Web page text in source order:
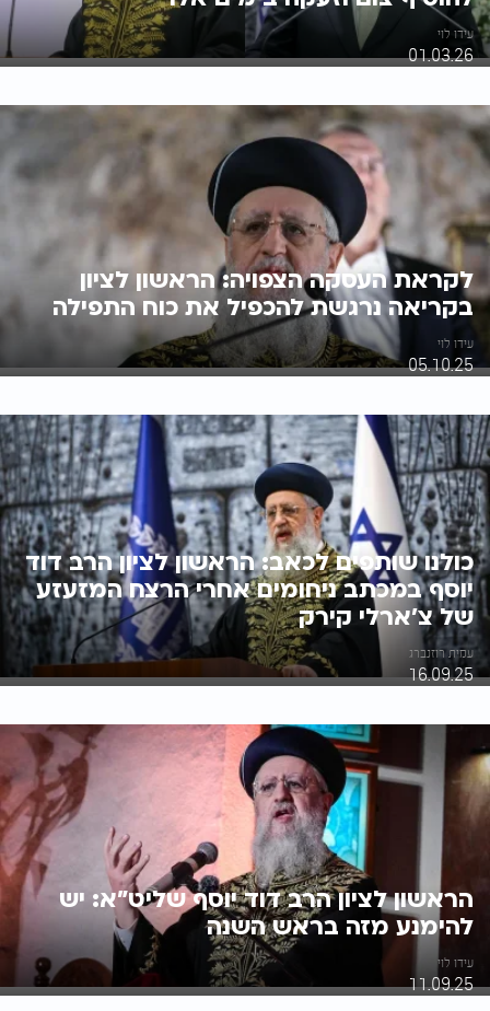
עידו לוי
01.03.26
לקראת העסקה הצפויה: הראשון לציון
בקריאה נרגשת להכפיל את כוח התפילה
עידו לוי
05.10.25
כולנו שותפים לכאב: הראשון לציון הרב דוד
יוסף במכתב ניחומים אחרי הרצח המזעזע
של צ'ארלי קירק
עמית רוזנברג
16.09.25
הראשון לציון הרב דוד יוסף שליט"א: יש
להימנע מזה בראש השנה
עידו לוי
11.09.25